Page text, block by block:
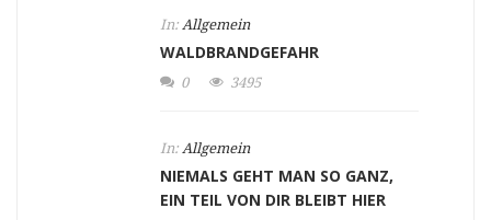
In: Allgemein
WALDBRANDGEFAHR
0 3495
In: Allgemein
NIEMALS GEHT MAN SO GANZ,
EIN TEIL VON DIR BLEIBT HIER